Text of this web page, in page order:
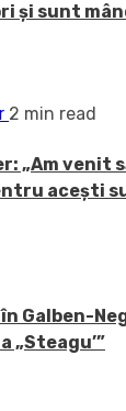
și sunt
2 min read
„Am venit
acești
Galben-
„Steagu’”